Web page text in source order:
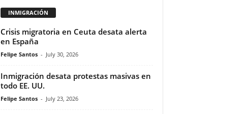
INMIGRACIÓN
Crisis migratoria en Ceuta desata alerta
en España
Felipe Santos - July 30, 2026
Inmigración desata protestas masivas en
todo EE. UU.
Felipe Santos - July 23, 2026